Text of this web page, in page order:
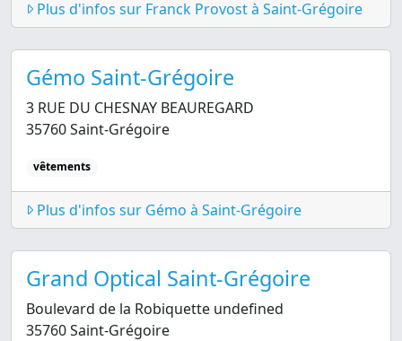
Plus d'infos sur Franck Provost à Saint-Grégoire
Gémo Saint-Grégoire
3 RUE DU CHESNAY BEAUREGARD
35760 Saint-Grégoire
vêtements
Plus d'infos sur Gémo à Saint-Grégoire
Grand Optical Saint-Grégoire
Boulevard de la Robiquette undefined
35760 Saint-Grégoire